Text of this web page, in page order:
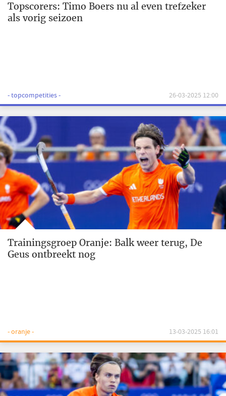
Topscorers: Timo Boers nu al even trefzeker
als vorig seizoen
- topcompetities - 26-03-2025 12:00
Trainingsgroep Oranje: Balk weer terug, De
Geus ontbreekt nog
- oranje - 13-03-2025 16:01